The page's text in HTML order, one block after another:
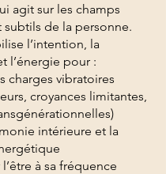
agit sur les champs
subtils de la personne.
l’intention, la
l’énergie pour :
charges vibratoires
croyances limitantes,
intérieure et la
à sa fréquence